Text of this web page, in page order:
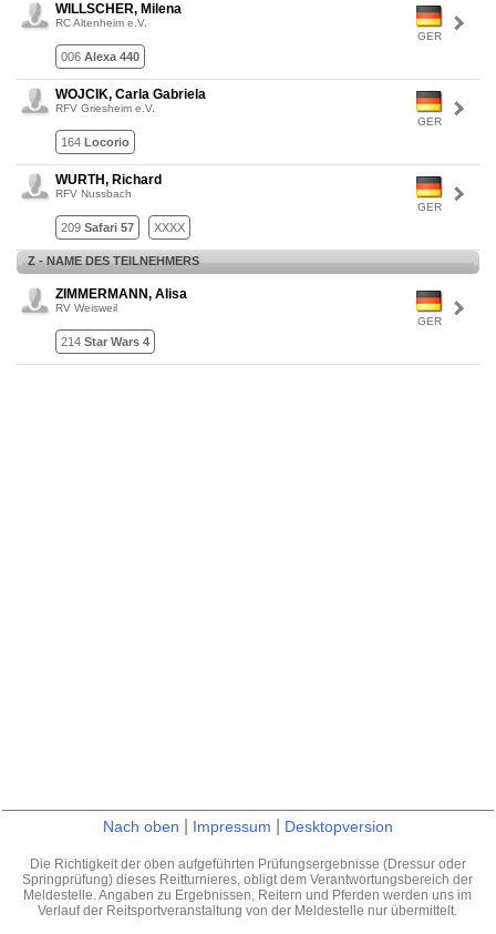
GER
WILLSCHER, Milena
RC Altenheim e.V.
006 Alexa 440
GER
WOJCIK, Carla Gabriela
RFV Griesheim e.V.
164 Locorio
GER
WURTH, Richard
RFV Nussbach
209 Safari 57 XXXX
Z - NAME DES TEILNEHMERS
GER
ZIMMERMANN, Alisa
RV Weisweil
214 Star Wars 4
Nach oben Impressum Desktopversion
Die Richtigkeit der oben aufgeführten Prüfungsergebnisse (Dressur oder
Springprüfung) dieses Reitturnieres, obligt dem Verantwortungsbereich der
Meldestelle. Angaben zu Ergebnissen, Reitern und Pferden werden uns im
Verlauf der Reitsportveranstaltung von der Meldestelle nur übermittelt.